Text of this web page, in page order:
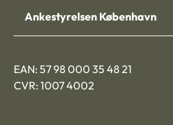
Ankestyrelsen København
EAN: 57 98 000 35 48 21
CVR: 1007 4002